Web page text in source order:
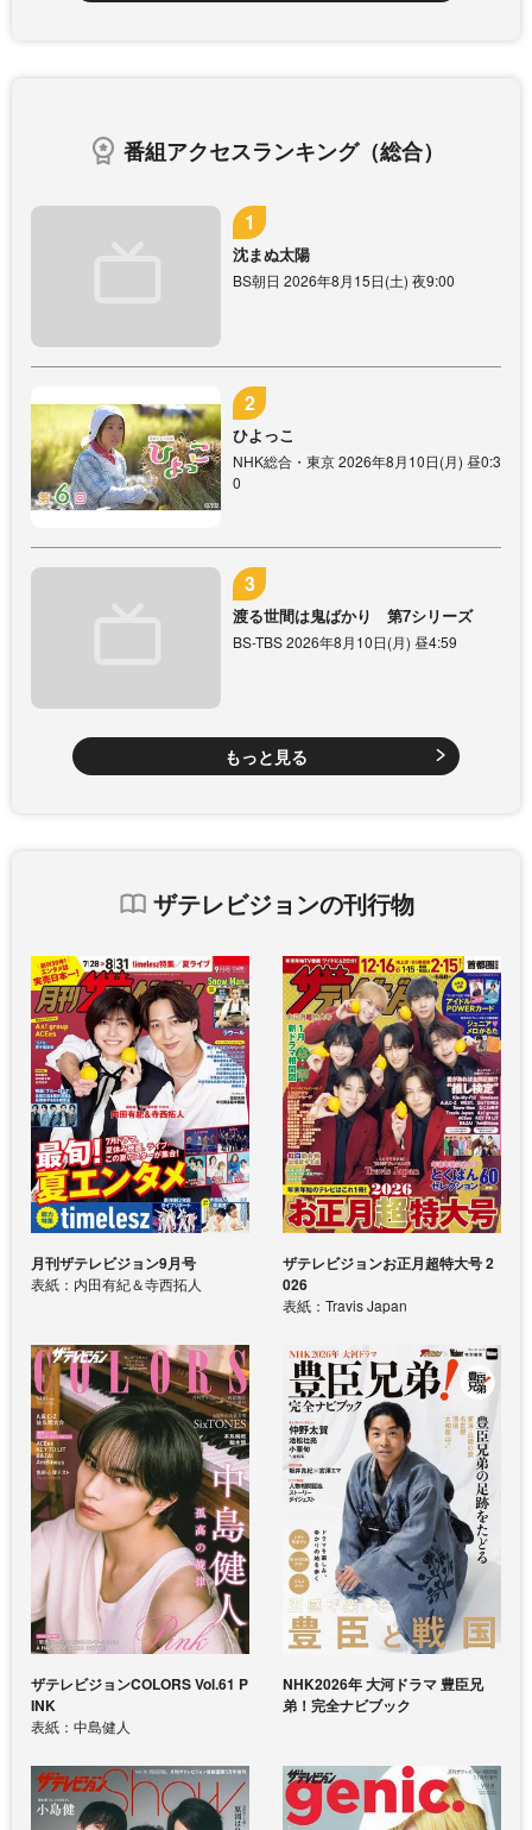
番組アクセスランキング（総合）
沈まぬ太陽
BS朝日 2026年8月15日(土) 夜9:00
ひよっこ
NHK総合・東京 2026年8月10日(月) 昼0:3
0
渡る世間は鬼ばかり 第7シリーズ
BS-TBS 2026年8月10日(月) 昼4:59
もっと見る
ザテレビジョンの刊行物
月刊ザテレビジョン9月号
表紙：内田有紀＆寺西拓人
ザテレビジョンお正月超特大号 2
026
表紙：Travis Japan
ザテレビジョンCOLORS Vol.61 P
INK
表紙：中島健人
NHK2026年 大河ドラマ 豊臣兄
弟！完全ナビブック